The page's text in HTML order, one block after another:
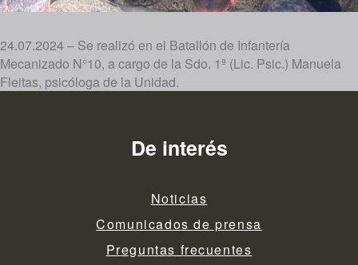
24.07.2024 – Se realizó en el Batallón de Infantería
Mecanizado N°10, a cargo de la Sdo. 1ª (Lic. Psic.) Manuela
Fleitas, psicóloga de la Unidad.
De interés
Noticias
Comunicados de prensa
Preguntas frecuentes